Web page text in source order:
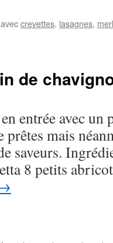
crevettes, lasagnes,
de
entrée avec un
mais
saveurs.
8 petits